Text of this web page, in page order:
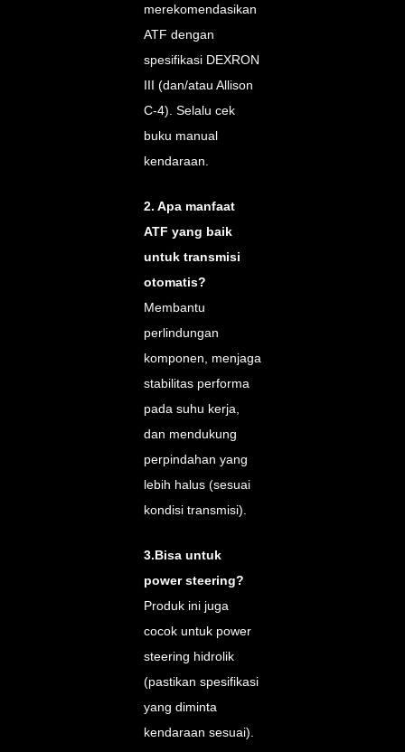
merekomendasikan
ATF dengan
spesifikasi DEXRON
III (dan/atau Allison
C-4). Selalu cek
buku manual
kendaraan.
2. Apa manfaat
ATF yang baik
untuk transmisi
otomatis?
Membantu
perlindungan
komponen, menjaga
stabilitas performa
pada suhu kerja,
dan mendukung
perpindahan yang
lebih halus (sesuai
kondisi transmisi).
3.Bisa untuk
power steering?
Produk ini juga
cocok untuk power
steering hidrolik
(pastikan spesifikasi
yang diminta
kendaraan sesuai).